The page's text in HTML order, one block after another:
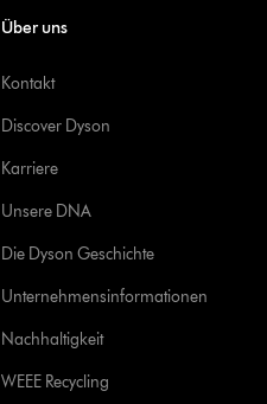
Über uns
Kontakt
Discover Dyson
Karriere
Unsere DNA
Die Dyson Geschichte
Unternehmensinformationen
Nachhaltigkeit
WEEE Recycling